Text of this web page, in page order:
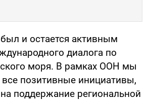
и остается активным
диалога по
моря. В рамках ООН мы
позитивные инициативы,
поддержание региональной